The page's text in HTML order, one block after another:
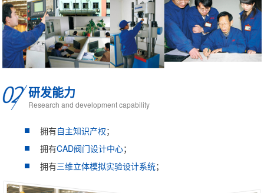
研发能力
Research and development capability
拥有自主知识产权；
拥有CAD阀门设计中心；
拥有三维立体模拟实验设计系统；